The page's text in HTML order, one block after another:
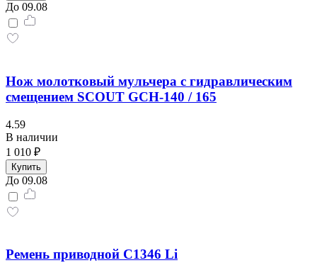
До 09.08
Нож молотковый мульчера с гидравлическим
смещением SCOUT GCH-140 / 165
4.59
В наличии
1 010 ₽
Купить
До 09.08
Ремень приводной С1346 Li